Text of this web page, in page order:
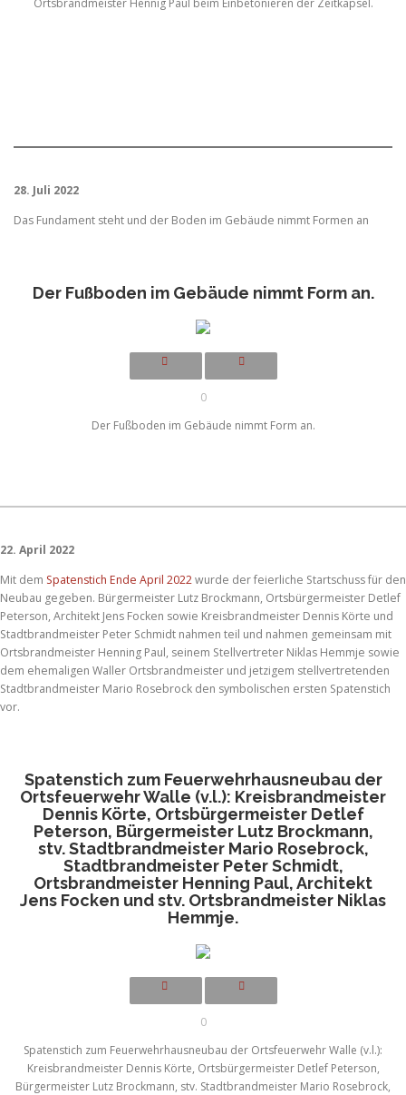
28. Juli 2022
Das Fundament steht und der Boden im Gebäude nimmt Formen an
Der Fußboden im Gebäude nimmt Form an.
0
Der Fußboden im Gebäude nimmt Form an.
22. April 2022
Mit dem Spatenstich Ende April 2022wurde der feierliche Startschuss für den
Neubau gegeben. Bürgermeister Lutz Brockmann, Ortsbürgermeister Detlef
Peterson, Architekt Jens Focken sowie Kreisbrandmeister Dennis Körte und
Stadtbrandmeister Peter Schmidt nahmen teil und nahmen gemeinsam mit
Ortsbrandmeister Henning Paul, seinem Stellvertreter Niklas Hemmje sowie
dem ehemaligen Waller Ortsbrandmeister und jetzigem stellvertretenden
Stadtbrandmeister Mario Rosebrock den symbolischen ersten Spatenstich
vor.
Spatenstich zum Feuerwehrhausneubau der
Ortsfeuerwehr Walle (v.l.): Kreisbrandmeister
Dennis Körte, Ortsbürgermeister Detlef
Peterson, Bürgermeister Lutz Brockmann,
stv. Stadtbrandmeister Mario Rosebrock,
Stadtbrandmeister Peter Schmidt,
Ortsbrandmeister Henning Paul, Architekt
Jens Focken und stv. Ortsbrandmeister Niklas
Hemmje.
0
Spatenstich zum Feuerwehrhausneubau der Ortsfeuerwehr Walle (v.l.):
Kreisbrandmeister Dennis Körte, Ortsbürgermeister Detlef Peterson,
Bürgermeister Lutz Brockmann, stv. Stadtbrandmeister Mario Rosebrock,